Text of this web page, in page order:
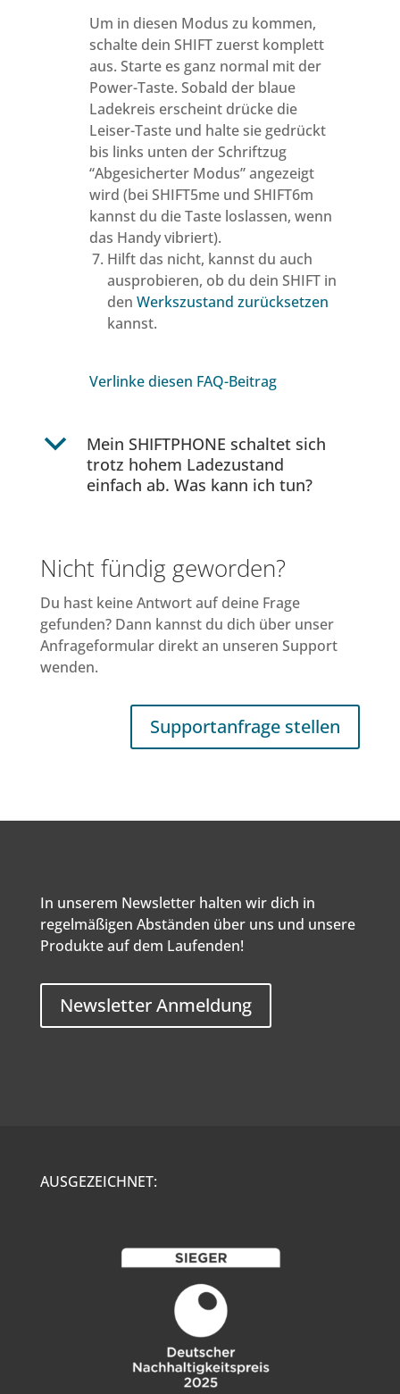
Um in diesen Modus zu kommen,
schalte dein SHIFT zuerst komplett
aus. Starte es ganz normal mit der
Power-Taste. Sobald der blaue
Ladekreis erscheint drücke die
Leiser-Taste und halte sie gedrückt
bis links unten der Schriftzug
“Abgesicherter Modus” angezeigt
wird (bei SHIFT5me und SHIFT6m
kannst du die Taste loslassen, wenn
das Handy vibriert).
Hilft das nicht, kannst du auch
ausprobieren, ob du dein SHIFT in
den Werkszustand zurücksetzen
kannst.
Verlinke diesen FAQ-Beitrag
b
Mein SHIFTPHONE schaltet sich
trotz hohem Ladezustand
einfach ab. Was kann ich tun?
Nicht fündig geworden?
Du hast keine Antwort auf deine Frage
gefunden? Dann kannst du dich über unser
Anfrageformular direkt an unseren Support
wenden.
Supportanfrage stellen
In unserem Newsletter halten wir dich in
regelmäßigen Abständen über uns und unsere
Produkte auf dem Laufenden!
Newsletter Anmeldung
AUSGEZEICHNET: